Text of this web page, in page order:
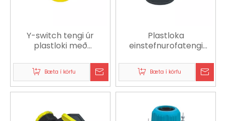
Y-switch tengi úr
plastloki með
aðlagað að krana í
eldhúsi
Bæta í körfu
Plastloka
einstefnurofatengi
baðherbergi
Bæta í körfu